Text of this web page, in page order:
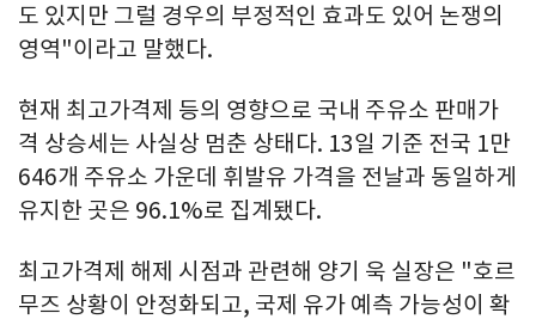
도 있지만 그럴 경우의 부정적인 효과도 있어 논쟁의
영역"이라고 말했다.
현재 최고가격제 등의 영향으로 국내 주유소 판매가
격 상승세는 사실상 멈춘 상태다. 13일 기준 전국 1만
646개 주유소 가운데 휘발유 가격을 전날과 동일하게
유지한 곳은 96.1%로 집계됐다.
최고가격제 해제 시점과 관련해 양기 욱 실장은 "호르
무즈 상황이 안정화되고, 국제 유가 예측 가능성이 확